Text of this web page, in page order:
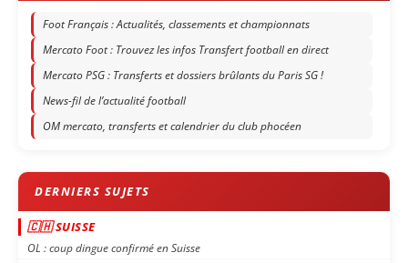
Foot Français : Actualités, classements et championnats
Mercato Foot : Trouvez les infos Transfert football en direct
Mercato PSG : Transferts et dossiers brûlants du Paris SG !
News-fil de l’actualité football
OM mercato, transferts et calendrier du club phocéen
🇨🇭 SUISSE
OL : coup dingue confirmé en Suisse